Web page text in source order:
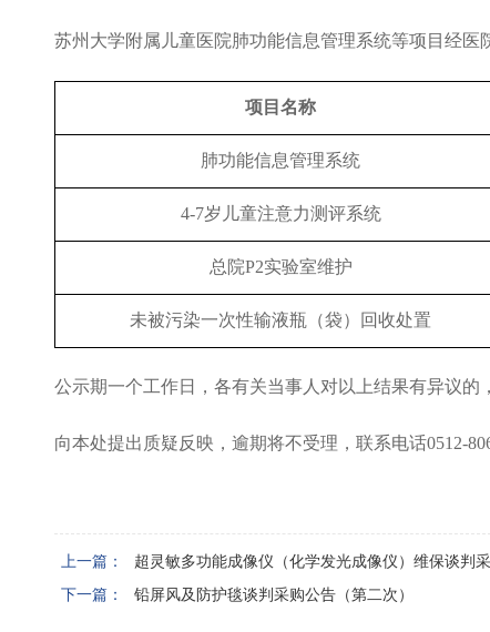
苏州大学附属儿童医院肺功能信息管理系统等项目经医
项目名称
肺功能信息管理系统
4-7岁儿童注意力测评系统
总院P2实验室维护
未被污染一次性输液瓶（袋）回收处置
公示期一个工作日，各有关当事人对以上结果有异议
向本处提出质疑反映，逾期将不受理，联系电话0512-
上一篇：
超灵敏多功能成像仪（化学发光成像仪）维保谈判
下一篇：
铅屏风及防护毯谈判采购公告（第二次）